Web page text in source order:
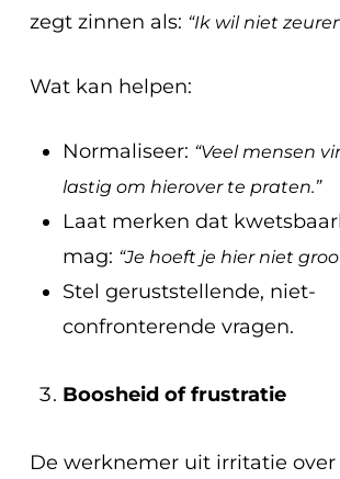
zegt zinnen als: “Ik wil niet
Wat kan helpen:
Normaliseer: “Veel mensen
lastig om hierover te praten.”
Laat merken dat
mag: “Je hoeft je hier niet
Stel geruststellende, niet-
confronterende vragen.
Boosheid of frustratie
De werknemer uit irritatie